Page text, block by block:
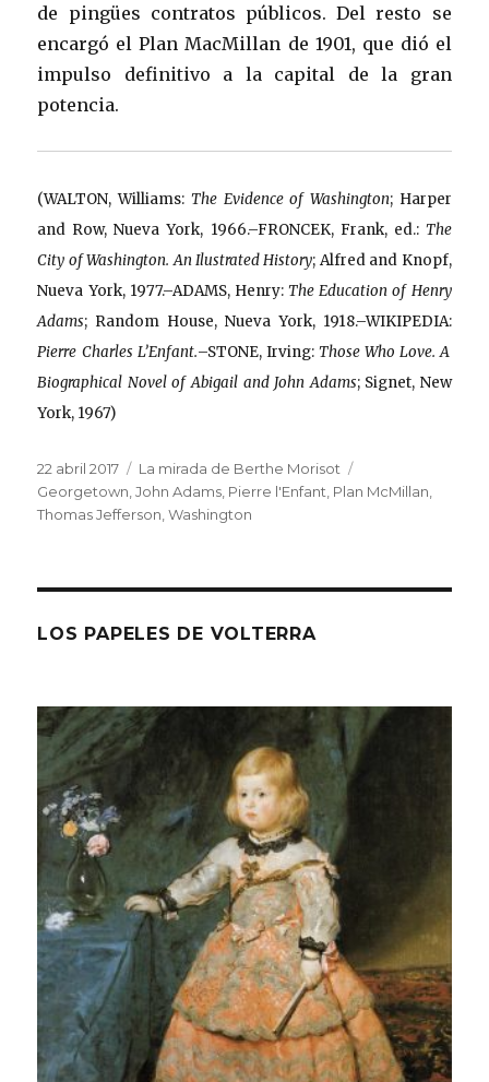
de pingües contratos públicos. Del resto se
encargó el Plan MacMillan de 1901, que dió el
impulso definitivo a la capital de la gran
potencia.
(WALTON, Williams: The Evidence of Washington; Harper
and Row, Nueva York, 1966.–FRONCEK, Frank, ed.:The
City of Washington. An Ilustrated History; Alfred and Knopf,
Nueva York, 1977.–ADAMS, Henry:The Education of Henry
Adams; Random House, Nueva York, 1918.–WIKIPEDIA:
Pierre Charles L’Enfant.–STONE, Irving:Those Who Love. A
Biographical Novel of Abigail and John Adams; Signet, New
York, 1967)
Publicado
el
22 abril 2017 Categorías
La mirada de Berthe Morisot
Georgetown ,John Adams Pierre l'Enfant Plan McMillan
Thomas Jefferson ,Washington
LOS PAPELES DE VOLTERRA